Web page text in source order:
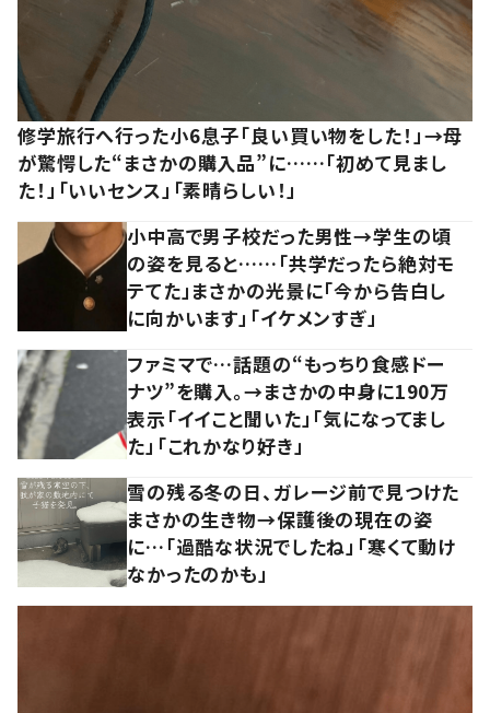
修学旅行へ行った小6息子「良い買い物をした！」→母
が驚愕した“まさかの購入品”に……「初めて見まし
た！」「いいセンス」「素晴らしい！」
小中高で男子校だった男性→学生の頃
の姿を見ると……「共学だったら絶対モ
テてた」まさかの光景に「今から告白し
に向かいます」「イケメンすぎ」
ファミマで…話題の“もっちり食感ドー
ナツ”を購入。→まさかの中身に190万
表示「イイこと聞いた」「気になってまし
た」「これかなり好き」
雪の残る冬の日、ガレージ前で見つけた
まさかの生き物→保護後の現在の姿
に…「過酷な状況でしたね」「寒くて動け
なかったのかも」